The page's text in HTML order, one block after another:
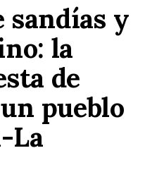
sandías y
la
de
pueblo
La